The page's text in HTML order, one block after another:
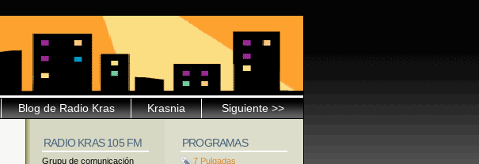
Siguiente >>
Krasnia
Blog de Radio Kras
PROGRAMAS
7 Pulgadas
RADIO KRAS 105 FM
Grupu de comunicación